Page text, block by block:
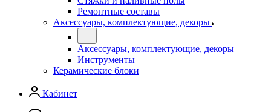
Ремонтные составы
Аксессуары, комплектующие, декоры
Аксессуары, комплектующие, декоры
Инструменты
Керамические блоки
Кабинет